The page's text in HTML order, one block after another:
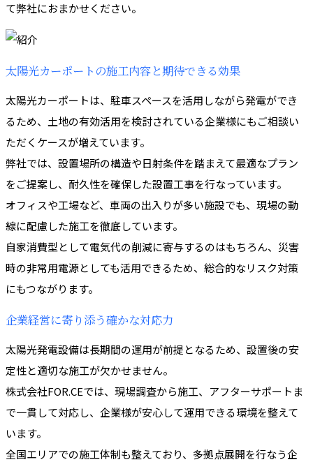
て弊社におまかせください。
太陽光カーポートの施工内容と期待できる効果
太陽光カーポートは、駐車スペースを活用しながら発電ができ
るため、土地の有効活用を検討されている企業様にもご相談い
ただくケースが増えています。
弊社では、設置場所の構造や日射条件を踏まえて最適なプラン
をご提案し、耐久性を確保した設置工事を行なっています。
オフィスや工場など、車両の出入りが多い施設でも、現場の動
線に配慮した施工を徹底しています。
自家消費型として電気代の削減に寄与するのはもちろん、災害
時の非常用電源としても活用できるため、総合的なリスク対策
にもつながります。
企業経営に寄り添う確かな対応力
太陽光発電設備は長期間の運用が前提となるため、設置後の安
定性と適切な施工が欠かせません。
株式会社FOR.CEでは、現場調査から施工、アフターサポートま
で一貫して対応し、企業様が安心して運用できる環境を整えて
います。
全国エリアでの施工体制も整えており、多拠点展開を行なう企